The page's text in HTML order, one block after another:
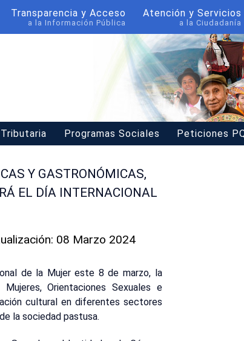
Transparencia y Acceso
a la Información Pública
Atención y Servicios
a la Ciudadanía
Programas Sociales Peticiones
Y GASTRONÓMICAS,
EL DÍA INTERNACIONAL
08 Marzo 2024
de la Mujer este 8 de marzo, la
Orientaciones Sexuales e
cultural en diferentes sectores
la sociedad pastusa.